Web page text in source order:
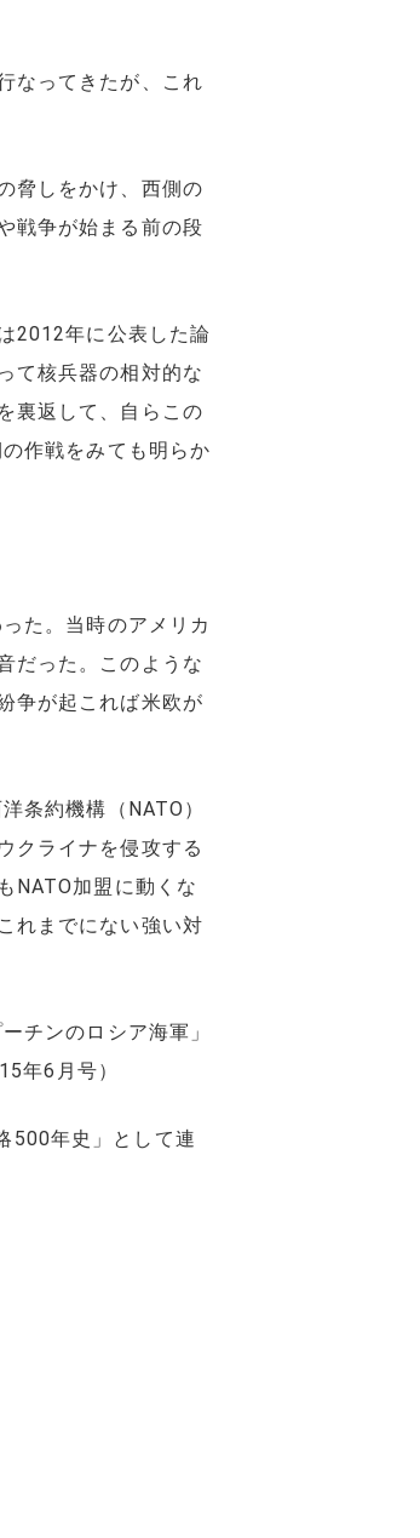
なってきたが、これ
脅しをかけ、西側の
戦争が始まる前の段
2012年に公表した論
て核兵器の相対的な
裏返して、自らこの
作戦をみても明らか
た。当時のアメリカ
だった。このような
争が起これば米欧が
条約機構（NATO）
クライナを侵攻する
NATO加盟に動くな
れまでにない強い対
チンのロシア海軍」
年6月号）
500年史」として連